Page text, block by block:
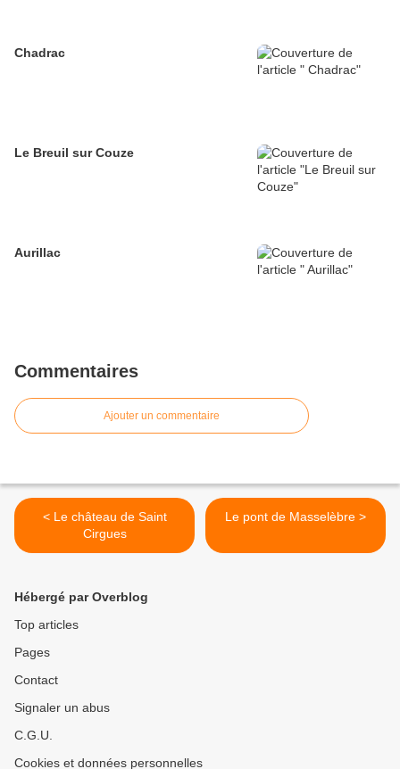
Chadrac
Le Breuil sur Couze
Aurillac
Commentaires
Ajouter un commentaire
< Le château de Saint
Cirgues
Le pont de Masselèbre >
Hébergé par Overblog
Top articles
Pages
Contact
Signaler un abus
C.G.U.
Cookies et données personnelles